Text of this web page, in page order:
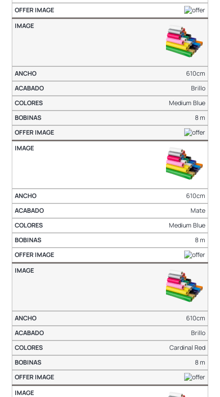
610cm
Brillo
Medium Blue
8 m
610cm
Mate
Medium Blue
8 m
610cm
Brillo
Cardinal Red
8 m